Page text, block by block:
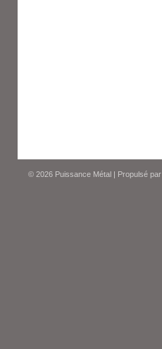
© 2026 Puissance Métal | Propulsé par